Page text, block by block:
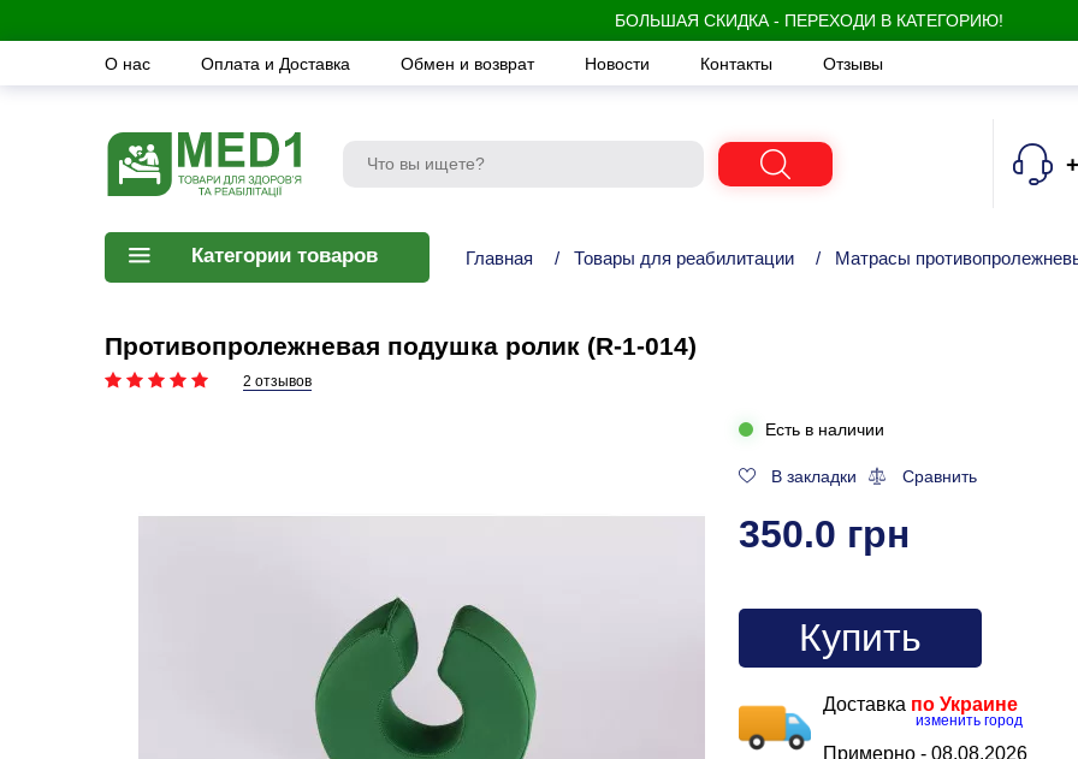
БОЛЬШАЯ СКИДКА - ПЕРЕХОДИ В КАТЕГОРИЮ!
О нас Оплата и Доставка Обмен и возврат Новости Контакты Отзывы
Категории товаров Главная / Товары для реабилитации / Матрасы
Противопролежневая подушка ролик (R-1-014)
2 отзывов
Есть в наличии
В закладки Сравнить
350.0 грн
Купить
Доставка по Украине
изменить город
Примерно - 08.08.2026